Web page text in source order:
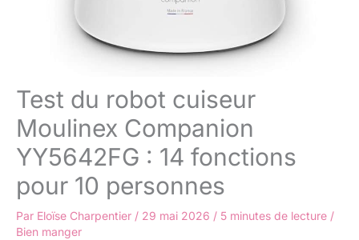
Test du robot cuiseur
Moulinex Companion
YY5642FG : 14 fonctions
pour 10 personnes
Par Eloïse Charpentier / 29 mai 2026 / 5 minutes de lecture /
Bien manger